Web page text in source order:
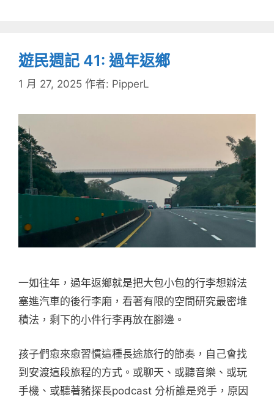
遊民週記 41: 過年返鄉
1 月 27, 2025 作者: PipperL
一如往年，過年返鄉就是把大包小包的行李想辦法
塞進汽車的後行李廂，看著有限的空間研究最密堆
積法，剩下的小件行李再放在腳邊。
孩子們愈來愈習慣這種長途旅行的節奏，自己會找
到安渡這段旅程的方式。或聊天、或聽音樂、或玩
手機、或聽著豬探長podcast 分析誰是兇手，原因